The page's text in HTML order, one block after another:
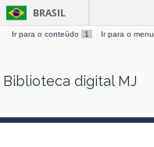
Skip
BRASIL
Ir para o conteúdo 1 Ir para o menu
Biblioteca digital MJ